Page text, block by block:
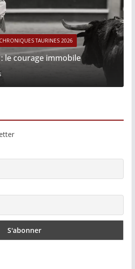
CHRONIQUES TAURINES 2026
le courage immobile